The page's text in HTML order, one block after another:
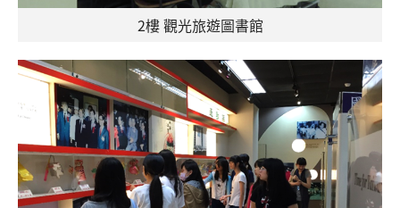
2樓 觀光旅遊圖書館